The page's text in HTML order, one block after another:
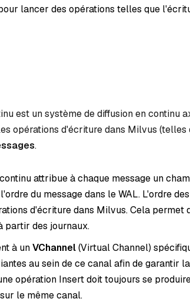
lancer des opérations telles que
est un système de diffusion en continu
opérations d'écriture dans Milvus (telles
.
attribue à chaque message un
du message dans le WAL. L'ordre
d'écriture dans Milvus. Cela permet
partir des journaux.
à unVChannel(Virtual Channel)
au sein de ce canal afin de garantir
opération Insert doit toujours se
le même canal.